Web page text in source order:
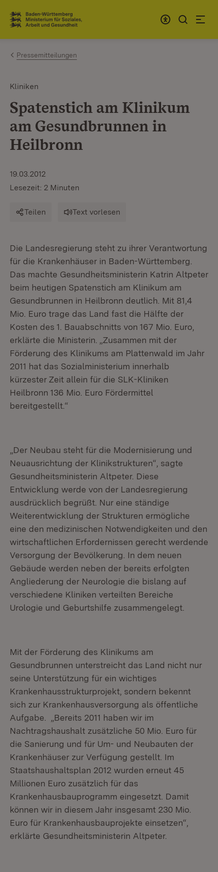
Zum Inhalt springen
Link zur Startseite
Pressemitteilungen
Kliniken
Spatenstich am Klinikum
am Gesundbrunnen in
Heilbronn
19.03.2012
Lesezeit: 2 Minuten
Teilen Text vorlesen
Die Landesregierung steht zu ihrer Verantwortung
für die Krankenhäuser in Baden-Württemberg.
Das machte Gesundheitsministerin Katrin Altpeter
beim heutigen Spatenstich am Klinikum am
Gesundbrunnen in Heilbronn deutlich. Mit 81,4
Mio. Euro trage das Land fast die Hälfte der
Kosten des 1. Bauabschnitts von 167 Mio. Euro,
erklärte die Ministerin. „Zusammen mit der
Förderung des Klinikums am Plattenwald im Jahr
2011 hat das Sozialministerium innerhalb
kürzester Zeit allein für die SLK-Kliniken
Heilbronn 136 Mio. Euro Fördermittel
bereitgestellt.“
„Der Neubau steht für die Modernisierung und
Neuausrichtung der Klinikstrukturen“, sagte
Gesundheitsministerin Altpeter. Diese
Entwicklung werde von der Landesregierung
ausdrücklich begrüßt. Nur eine ständige
Weiterentwicklung der Strukturen ermögliche
eine den medizinischen Notwendigkeiten und den
wirtschaftlichen Erfordernissen gerecht werdende
Versorgung der Bevölkerung. In dem neuen
Gebäude werden neben der bereits erfolgten
Angliederung der Neurologie die bislang auf
verschiedene Kliniken verteilten Bereiche
Urologie und Geburtshilfe zusammengelegt.
Mit der Förderung des Klinikums am
Gesundbrunnen unterstreicht das Land nicht nur
seine Unterstützung für ein wichtiges
Krankenhausstrukturprojekt, sondern bekennt
sich zur Krankenhausversorgung als öffentliche
Aufgabe. „Bereits 2011 haben wir im
Nachtragshaushalt zusätzliche 50 Mio. Euro für
die Sanierung und für Um- und Neubauten der
Krankenhäuser zur Verfügung gestellt. Im
Staatshaushaltsplan 2012 wurden erneut 45
Millionen Euro zusätzlich für das
Krankenhausbauprogramm eingesetzt. Damit
können wir in diesem Jahr insgesamt 230 Mio.
Euro für Krankenhausbauprojekte einsetzen“,
erklärte Gesundheitsministerin Altpeter.